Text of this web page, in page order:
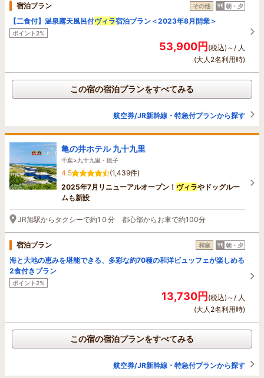
宿泊プラン その他 朝・夕
【二食付】温泉露天風呂付ヴィラ宿泊プラン＜2023年8月開業＞
ポイント2%
53,900円(税込)～/ 人
(大人2名利用時)
この宿の宿泊プランをすべてみる
航空券/JR新幹線・特急付プランから探す
亀の井ホテル 九十九里
千葉>九十九里・銚子
4.5
(1,439件)
2025年7月リニューアルオープン！ ヴィラやドッグルー
ムも新設
JR旭駅からタクシーで約1０分 都心部からお車で約100分
宿泊プラン 和室 朝・夕
海と大地の恵みを堪能できる、多彩な約70種の和洋ビュッフェが楽しめる
2食付きプラン
ポイント2%
13,730円(税込)～/ 人
(大人2名利用時)
この宿の宿泊プランをすべてみる
航空券/JR新幹線・特急付プランから探す